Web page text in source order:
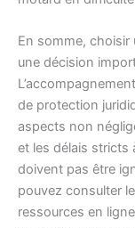
En somme, choisir
une décision
de protection
aspects non
et les délais stricts
doivent pas être
pouvez consulter
ressources en